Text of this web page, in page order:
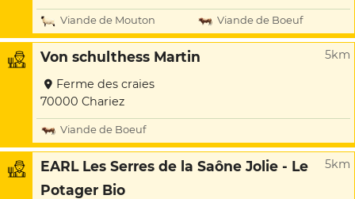
Viande de Mouton Viande de Boeuf
Von schulthess Martin 5km
Ferme des craies
70000 Chariez
Viande de Boeuf
EARL Les Serres de la Saône Jolie - Le
Potager Bio
5km